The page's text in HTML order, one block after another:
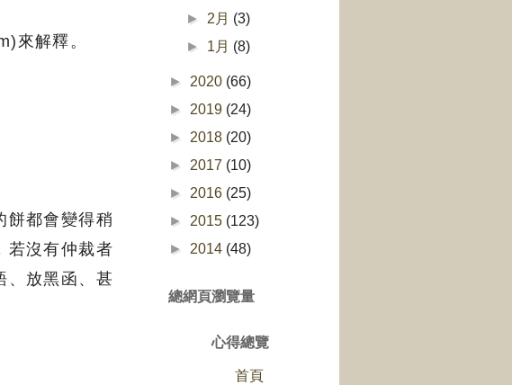
來解釋。
餅都會變得稍
若沒有仲裁者
、放黑函、甚
►2月 (3)
► 1月 (8)
► 2020 (66)
► 2019 (24)
► 2018 (20)
► 2017 (10)
► 2016 (25)
► 2015 (123)
► 2014 (48)
總網頁瀏覽量
心得總覽
首頁